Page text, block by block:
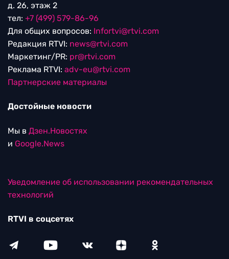
д. 26, этаж 2
тел: +7 (499) 579-86-96
Для общих вопросов: Infortvi@rtvi.com
Редакция RTVI: news@rtvi.com
Маркетинг/PR: pr@rtvi.com
Реклама RTVI: adv-eu@rtvi.com
Партнерские материалы
Достойные новости
Мы в Дзен.Новостях
и Google.News
Уведомление об использовании рекомендательных
технологий
RTVI в соцсетях